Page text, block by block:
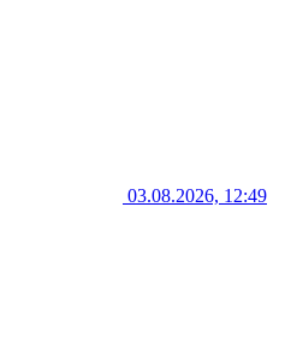
03.08.2026, 12:49